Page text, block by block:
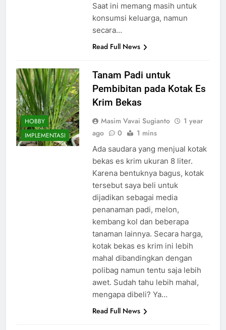
Saat ini memang masih untuk
konsumsi keluarga, namun
secara…
Read Full News
HOBBY
IMPLEMENTASI
Tanam Padi untuk
Pembibitan pada Kotak Es
Krim Bekas
Masim Vavai Sugianto
1 year
ago
0 1 mins
Ada saudara yang menjual kotak
bekas es krim ukuran 8 liter.
Karena bentuknya bagus, kotak
tersebut saya beli untuk
dijadikan sebagai media
penanaman padi, melon,
kembang kol dan beberapa
tanaman lainnya. Secara harga,
kotak bekas es krim ini lebih
mahal dibandingkan dengan
polibag namun tentu saja lebih
awet. Sudah tahu lebih mahal,
mengapa dibeli? Ya…
Read Full News